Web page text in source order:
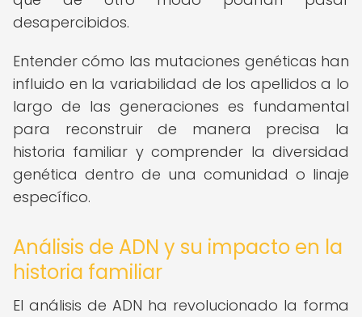
desapercibidos.
Entender cómo las mutaciones genéticas han
influido en la variabilidad de los apellidos a lo
largo de las generaciones es fundamental
para reconstruir de manera precisa la
historia familiar y comprender la diversidad
genética dentro de una comunidad o linaje
específico.
Análisis de ADN y su impacto en la
historia familiar
El análisis de ADN ha revolucionado la forma